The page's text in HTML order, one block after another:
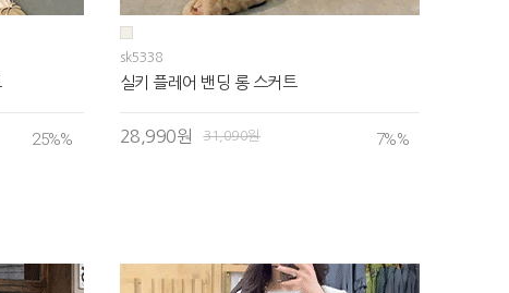
25%%
sk5338
실키 플레어 밴딩 롱 스커트
28,990원 31,090원 7%%